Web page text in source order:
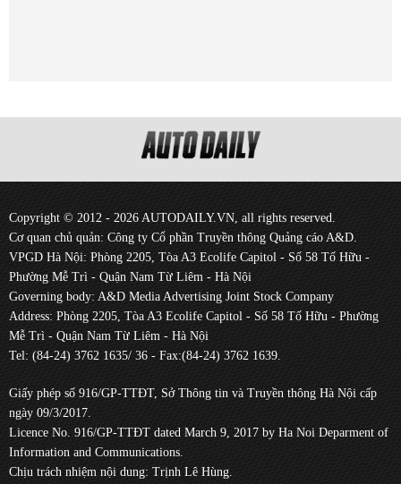
Copyright © 2012 - 2026 AUTODAILY.VN, all rights reserved.
Cơ quan chủ quản: Công ty Cổ phần Truyền thông Quảng cáo A&D.
VPGD Hà Nội: Phòng 2205, Tòa A3 Ecolife Capitol - Số 58 Tố Hữu -
Phường Mễ Trì - Quận Nam Từ Liêm - Hà Nội
Governing body: A&D Media Advertising Joint Stock Company
Address: Phòng 2205, Tòa A3 Ecolife Capitol - Số 58 Tố Hữu - Phường
Mễ Trì - Quận Nam Từ Liêm - Hà Nội
Tel: (84-24) 3762 1635/ 36 - Fax:(84-24) 3762 1639.
Giấy phép số 916/GP-TTĐT, Sở Thông tin và Truyền thông Hà Nội cấp
ngày 09/3/2017.
Licence No. 916/GP-TTĐT dated March 9, 2017 by Ha Noi Deparment of
Information and Communications.
Chịu trách nhiệm nội dung: Trịnh Lê Hùng.